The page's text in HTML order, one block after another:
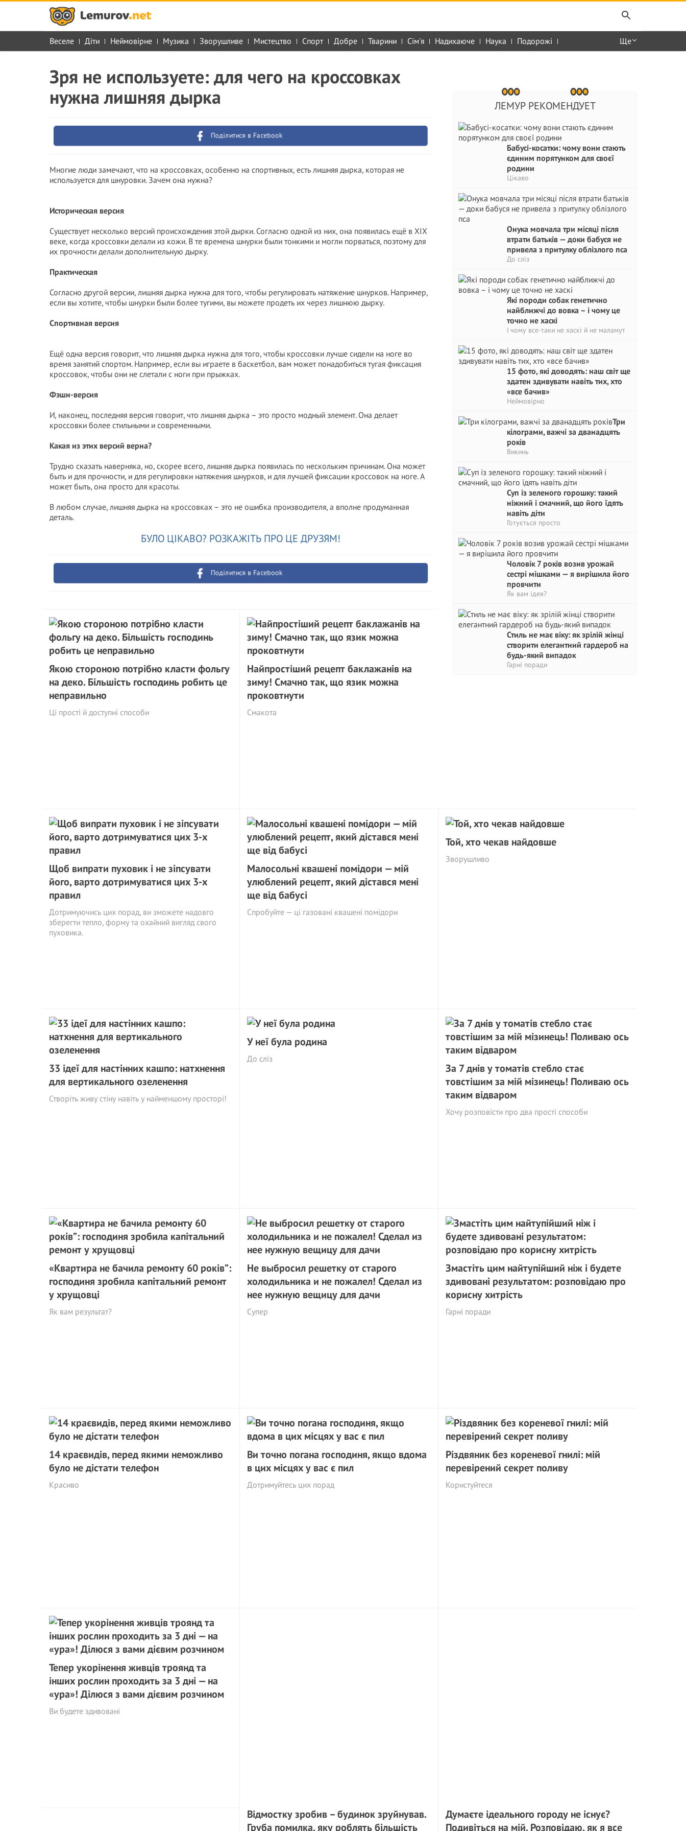
Веселе Діти Неймовірне Музика Зворушливе Мистецтво Спорт Добре Тварини Сім'я Надихаюче Наука Подорожі Ще
ЛЕМУР РЕКОМЕНДУЕТ
Бабусі-косатки: чому вони стають
єдиним порятунком для своєї
родини
Цікаво
Онука мовчала три місяці після
втрати батьків — доки бабуся не
привела з притулку облізлого пса
До сліз
Які породи собак генетично
найближчі до вовка – і чому це
точно не хаскі
І чому все-таки не хаскі й не маламут
15 фото, які доводять: наш світ ще
здатен здивувати навіть тих, хто
«все бачив»
Неймовірно
Три
кілограми, важчі за дванадцять
років
Викинь
Суп із зеленого горошку: такий
ніжний і смачний, що його їдять
навіть діти
Готується просто
Чоловік 7 років возив урожай
сестрі мішками — я вирішила його
провчити
Як вам ідея?
Стиль не має віку: як зрілій жінці
створити елегантний гардероб на
будь-який випадок
Гарні поради
Зря не используете: для чего на кроссовках
нужна лишняя дырка
Поділитися в Facebook
Многие люди замечают, что на кроссовках, особенно на спортивных, есть лишняя дырка, которая не
используется для шнуровки. Зачем она нужна?
Историческая версия
Существует несколько версий происхождения этой дырки. Согласно одной из них, она появилась ещё в XIX
веке, когда кроссовки делали из кожи. В те времена шнурки были тонкими и могли порваться, поэтому для
их прочности делали дополнительную дырку.
Практическая
Согласно другой версии, лишняя дырка нужна для того, чтобы регулировать натяжение шнурков. Например,
если вы хотите, чтобы шнурки были более тугими, вы можете продеть их через лишнюю дырку.
Спортивная версия
Ещё одна версия говорит, что лишняя дырка нужна для того, чтобы кроссовки лучше сидели на ноге во
время занятий спортом. Например, если вы играете в баскетбол, вам может понадобиться тугая фиксация
кроссовок, чтобы они не слетали с ноги при прыжках.
Фэшн-версия
И, наконец, последняя версия говорит, что лишняя дырка – это просто модный элемент. Она делает
кроссовки более стильными и современными.
Какая из этих версий верна?
Трудно сказать наверняка, но, скорее всего, лишняя дырка появилась по нескольким причинам. Она может
быть и для прочности, и для регулировки натяжения шнурков, и для лучшей фиксации кроссовок на ноге. А
может быть, она просто для красоты.
В любом случае, лишняя дырка на кроссовках – это не ошибка производителя, а вполне продуманная
деталь.
БУЛО ЦІКАВО? РОЗКАЖІТЬ ПРО ЦЕ ДРУЗЯМ!
Поділитися в Facebook
Якою стороною потрібно класти фольгу
на деко. Більшість господинь робить це
неправильно
Ці прості й доступні способи
Найпростіший рецепт баклажанів на
зиму! Смачно так, що язик можна
проковтнути
Смакота
Щоб випрати пуховик і не зіпсувати
його, варто дотримуватися цих 3-х
правил
Дотримуючись цих порад, ви зможете надовго
зберегти тепло, форму та охайний вигляд свого
пуховика.
Малосольні квашені помідори — мій
улюблений рецепт, який дістався мені
ще від бабусі
Спробуйте — ці газовані квашені помідори
Той, хто чекав найдовше
Зворушливо
33 ідеї для настінних кашпо: натхнення
для вертикального озеленення
Створіть живу стіну навіть у найменшому просторі!
У неї була родина
До сліз
За 7 днів у томатів стебло стає
товстішим за мій мізинець! Поливаю ось
таким відваром
Хочу розповісти про два прості способи
«Квартира не бачила ремонту 60 років”:
господиня зробила капітальний ремонт
у хрущовці
Як вам результат?
Не выбросил решетку от старoго
холодильника и не пожалел! Сделал из
нее нужную вещицу для дачи
Супер
Змастіть цим найтупійший ніж і будете
здивовані результатом: розповідаю про
корисну хитрість
Гарні поради
14 краєвидів, перед якими неможливо
було не дістати телефон
Красиво
Ви точно погана господиня, якщо вдома
в цих місцях у вас є пил
Дотримуйтесь цих порад
Різдвяник без кореневої гнилі: мій
перевірений секрет поливу
Користуйтеся
Тепер укорінення живців троянд та
інших рослин проходить за 3 дні — на
«ура»! Ділюся з вами дієвим розчином
Ви будете здивовані
Відмостку зробив – будинок зруйнував.
Груба помилка, яку роблять більшість
Думаєте ідеального городу не існує?
Подивіться на мій. Розповідаю, як я все